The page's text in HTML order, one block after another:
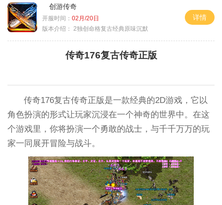
创游传奇
开服时间： 02月/20日
版本介绍： 2独创命格复古经典原味沉默
详情
传奇176复古传奇正版
传奇176复古传奇正版是一款经典的2D游戏，它以
角色扮演的形式让玩家沉浸在一个神奇的世界中。在这
个游戏里，你将扮演一个勇敢的战士，与千千万万的玩
家一同展开冒险与战斗。